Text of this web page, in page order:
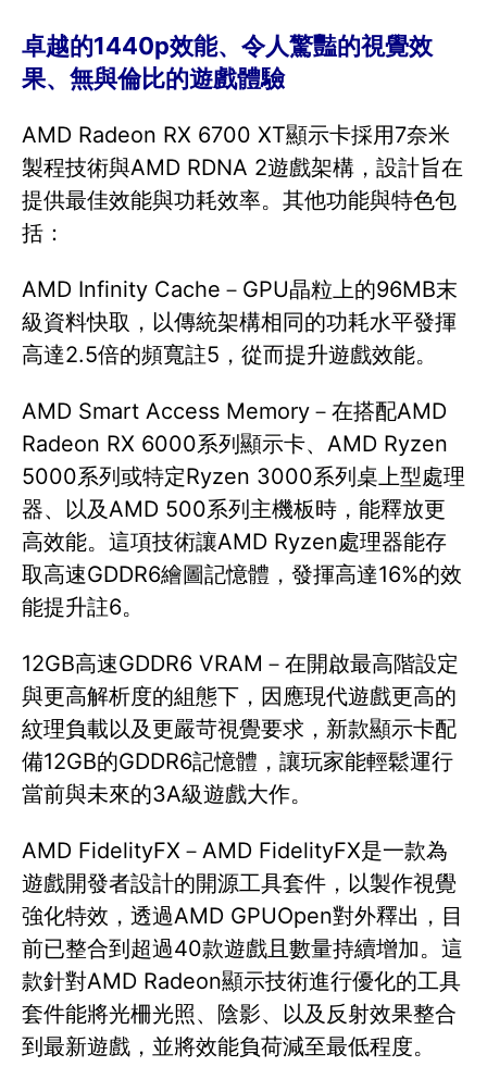
卓越的1440p效能、令人驚豔的視覺效
果、無與倫比的遊戲體驗
AMD Radeon RX 6700 XT顯示卡採用7奈米
製程技術與AMD RDNA 2遊戲架構，設計旨在
提供最佳效能與功耗效率。其他功能與特色包
括：
AMD Infinity Cache－GPU晶粒上的96MB末
級資料快取，以傳統架構相同的功耗水平發揮
高達2.5倍的頻寬註5，從而提升遊戲效能。
AMD Smart Access Memory－在搭配AMD
Radeon RX 6000系列顯示卡、AMD Ryzen
5000系列或特定Ryzen 3000系列桌上型處理
器、以及AMD 500系列主機板時，能釋放更
高效能。這項技術讓AMD Ryzen處理器能存
取高速GDDR6繪圖記憶體，發揮高達16%的效
能提升註6。
12GB高速GDDR6 VRAM－在開啟最高階設定
與更高解析度的組態下，因應現代遊戲更高的
紋理負載以及更嚴苛視覺要求，新款顯示卡配
備12GB的GDDR6記憶體，讓玩家能輕鬆運行
當前與未來的3A級遊戲大作。
AMD FidelityFX－AMD FidelityFX是一款為
遊戲開發者設計的開源工具套件，以製作視覺
強化特效，透過AMD GPUOpen對外釋出，目
前已整合到超過40款遊戲且數量持續增加。這
款針對AMD Radeon顯示技術進行優化的工具
套件能將光柵光照、陰影、以及反射效果整合
到最新遊戲，並將效能負荷減至最低程度。